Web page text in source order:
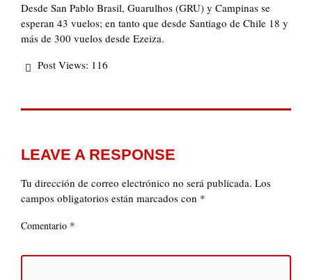
Desde San Pablo Brasil, Guarulhos (GRU) y Campinas se
esperan 43 vuelos; en tanto que desde Santiago de Chile 18 y
más de 300 vuelos desde Ezeiza.
Post Views: 116
LEAVE A RESPONSE
Tu dirección de correo electrónico no será publicada. Los
campos obligatorios están marcados con *
Comentario *